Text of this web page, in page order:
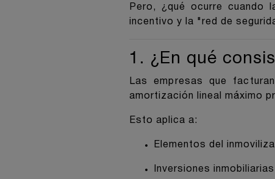
Pero, ¿qué ocurre cuando
incentivo y la "red de
1. ¿En qué
Las empresas que
amortización lineal máximo
Esto aplica a:
Elementos del
Inversiones